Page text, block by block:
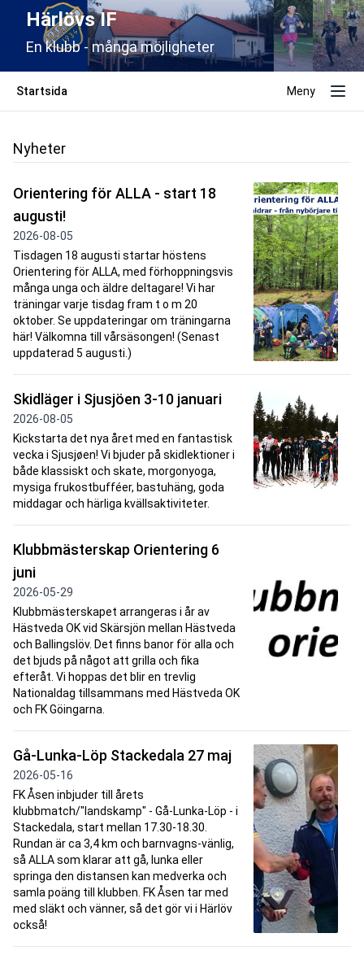
Härlövs IF
En klubb - många möjligheter
Startsida Meny
Nyheter
Orientering för ALLA - start 18
augusti!
2026-08-05
Tisdagen 18 augusti startar höstens
Orientering för ALLA, med förhoppningsvis
många unga och äldre deltagare! Vi har
träningar varje tisdag fram t o m 20
oktober. Se uppdateringar om träningarna
här! Välkomna till vårsäsongen! (Senast
uppdaterad 5 augusti.)
Skidläger i Sjusjöen 3-10 januari
2026-08-05
Kickstarta det nya året med en fantastisk
vecka i Sjusjøen! Vi bjuder på skidlektioner i
både klassiskt och skate, morgonyoga,
mysiga frukostbufféer, bastuhäng, goda
middagar och härliga kvällsaktiviteter.
Klubbmästerskap Orientering 6
juni
2026-05-29
Klubbmästerskapet arrangeras i år av
Hästveda OK vid Skärsjön mellan Hästveda
och Ballingslöv. Det finns banor för alla och
det bjuds på något att grilla och fika
efteråt. Vi hoppas det blir en trevlig
Nationaldag tillsammans med Hästveda OK
och FK Göingarna.
Gå-Lunka-Löp Stackedala 27 maj
2026-05-16
FK Åsen inbjuder till årets
klubbmatch/"landskamp" - Gå-Lunka-Löp - i
Stackedala, start mellan 17.30-18.30.
Rundan är ca 3,4 km och barnvagns-vänlig,
så ALLA som klarar att gå, lunka eller
springa den distansen kan medverka och
samla poäng till klubben. FK Åsen tar med
med släkt och vänner, så det gör vi i Härlöv
också!